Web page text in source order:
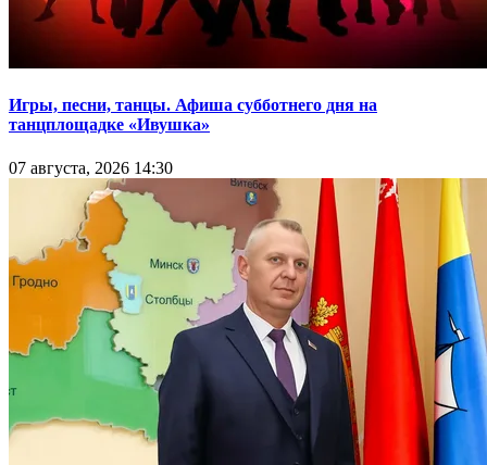
Игры, песни, танцы. Афиша субботнего дня на
танцплощадке «Ивушка»
07 августа, 2026 14:30